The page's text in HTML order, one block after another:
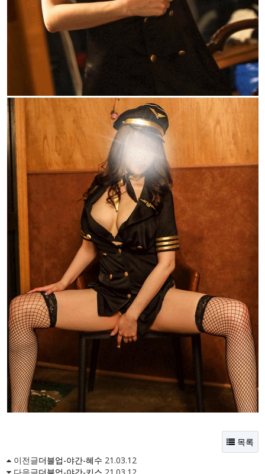
목록
이전글더블업-야간-혜수 21.03.12
다음글더블업-야간-키스 21.03.12